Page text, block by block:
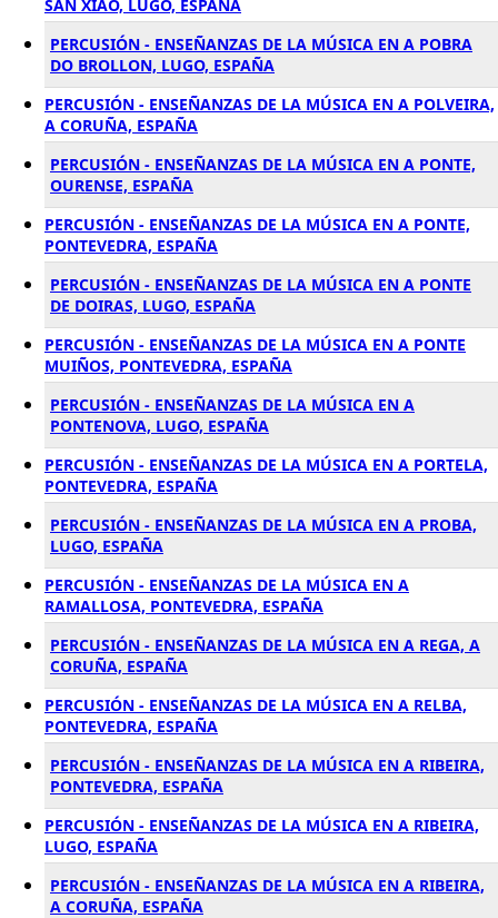
SAN XIAO, LUGO, ESPAÑA
PERCUSIÓN - ENSEÑANZAS DE LA MÚSICA EN A POBRA
DO BROLLON, LUGO, ESPAÑA
PERCUSIÓN - ENSEÑANZAS DE LA MÚSICA EN A POLVEIRA,
A CORUÑA, ESPAÑA
PERCUSIÓN - ENSEÑANZAS DE LA MÚSICA EN A PONTE,
OURENSE, ESPAÑA
PERCUSIÓN - ENSEÑANZAS DE LA MÚSICA EN A PONTE,
PONTEVEDRA, ESPAÑA
PERCUSIÓN - ENSEÑANZAS DE LA MÚSICA EN A PONTE
DE DOIRAS, LUGO, ESPAÑA
PERCUSIÓN - ENSEÑANZAS DE LA MÚSICA EN A PONTE
MUIÑOS, PONTEVEDRA, ESPAÑA
PERCUSIÓN - ENSEÑANZAS DE LA MÚSICA EN A
PONTENOVA, LUGO, ESPAÑA
PERCUSIÓN - ENSEÑANZAS DE LA MÚSICA EN A PORTELA,
PONTEVEDRA, ESPAÑA
PERCUSIÓN - ENSEÑANZAS DE LA MÚSICA EN A PROBA,
LUGO, ESPAÑA
PERCUSIÓN - ENSEÑANZAS DE LA MÚSICA EN A
RAMALLOSA, PONTEVEDRA, ESPAÑA
PERCUSIÓN - ENSEÑANZAS DE LA MÚSICA EN A REGA, A
CORUÑA, ESPAÑA
PERCUSIÓN - ENSEÑANZAS DE LA MÚSICA EN A RELBA,
PONTEVEDRA, ESPAÑA
PERCUSIÓN - ENSEÑANZAS DE LA MÚSICA EN A RIBEIRA,
PONTEVEDRA, ESPAÑA
PERCUSIÓN - ENSEÑANZAS DE LA MÚSICA EN A RIBEIRA,
LUGO, ESPAÑA
PERCUSIÓN - ENSEÑANZAS DE LA MÚSICA EN A RIBEIRA,
A CORUÑA, ESPAÑA